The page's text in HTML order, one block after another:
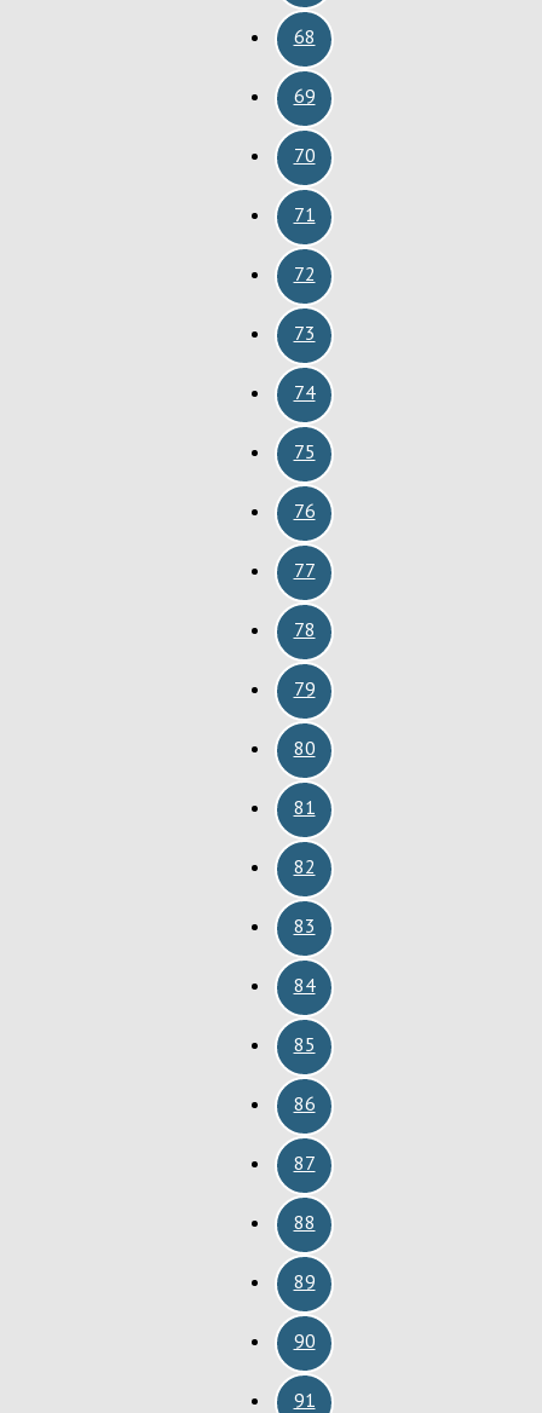
68
69
70
71
72
73
74
75
76
77
78
79
80
81
82
83
84
85
86
87
88
89
90
91